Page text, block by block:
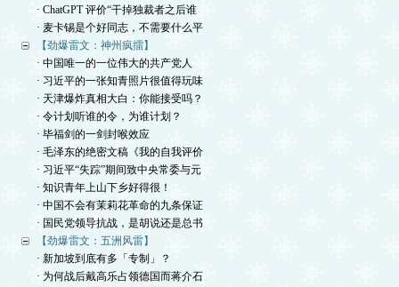
· ChatGPT 评价“干掉独裁者之后谁
· 麦卡锡是个好同志，不需要什么平
【劲爆雷文：神州疯擂】
· 中国唯一的一位伟大的共产党人
· 习近平的一张知青照片很值得玩味
· 天津爆炸真相大白：你能接受吗？
· 令计划听谁的令，为谁计划？
· 毕福剑的一剑封喉效应
· 毛泽东的绝密文稿《我的自我评价
· 习近平“失踪”期间致中央常委与元
· 知识青年上山下乡好得很！
· 中国不会有茉莉花革命的九条保证
· 国民党领导抗战，是胡说还是总书
【劲爆雷文：五洲风雷】
· 新加坡到底有多「专制」？
· 为何战后戴高乐占领德国而蒋介石